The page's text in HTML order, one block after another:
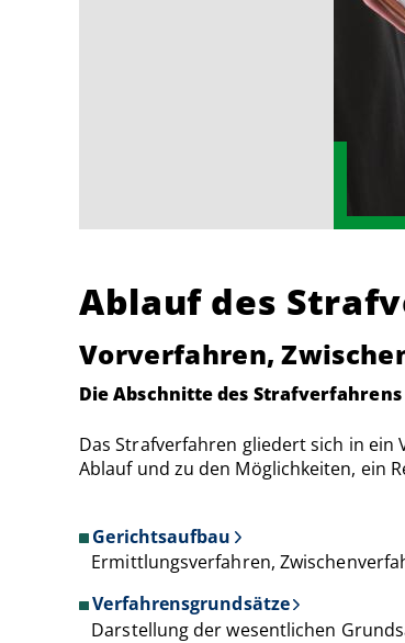
Ablauf des
Vorverfahren,
Die Abschnitte des
Das Strafverfahren gliedert sich in ein
Ablauf und zu den Möglichkeiten, ein
Gerichtsaufbau
Ermittlungsverfahren,
Verfahrensgrundsätze
Darstellung der wesentlichen